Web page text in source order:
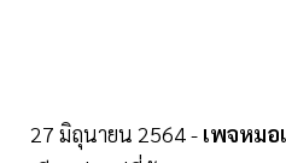
27 มิถุนายน 2564 - เพจหม